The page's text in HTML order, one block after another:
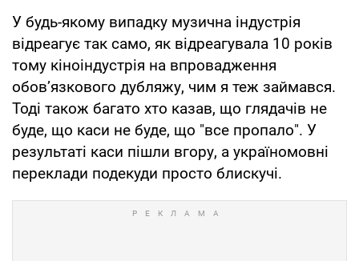
У будь-якому випадку музична індустрія
відреагує так само, як відреагувала 10 років
тому кіноіндустрія на впровадження
обов’язкового дубляжу, чим я теж займався.
Тоді також багато хто казав, що глядачів не
буде, що каси не буде, що "все пропало". У
результаті каси пішли вгору, а україномовні
переклади подекуди просто блискучі.